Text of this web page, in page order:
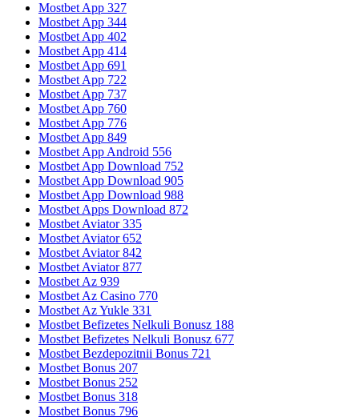
Mostbet App 327
Mostbet App 344
Mostbet App 402
Mostbet App 414
Mostbet App 691
Mostbet App 722
Mostbet App 737
Mostbet App 760
Mostbet App 776
Mostbet App 849
Mostbet App Android 556
Mostbet App Download 752
Mostbet App Download 905
Mostbet App Download 988
Mostbet Apps Download 872
Mostbet Aviator 335
Mostbet Aviator 652
Mostbet Aviator 842
Mostbet Aviator 877
Mostbet Az 939
Mostbet Az Casino 770
Mostbet Az Yukle 331
Mostbet Befizetes Nelkuli Bonusz 188
Mostbet Befizetes Nelkuli Bonusz 677
Mostbet Bezdepozitnii Bonus 721
Mostbet Bonus 207
Mostbet Bonus 252
Mostbet Bonus 318
Mostbet Bonus 796